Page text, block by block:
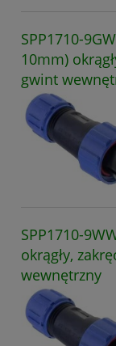
SPP1710-
10mm)
gwint
SPP1710-
okrągły,
wewnętrzny